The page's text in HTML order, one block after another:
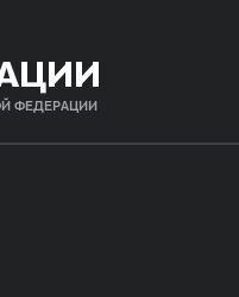
ФЕДЕРАЦИИ